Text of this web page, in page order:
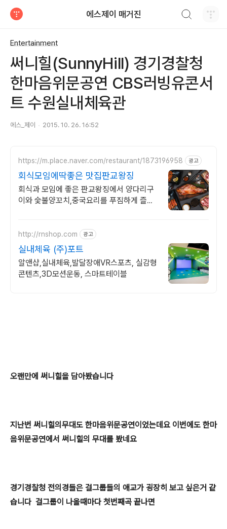
에스제이 매거진
Entertainment
써니힐(SunnyHill) 경기경찰청
한마음위문공연 CBS러빙유콘서
트 수원실내체육관
에스_제이 2015. 10. 26. 16:52
https://m.place.naver.com/restaurant/1873196958 광고
회식모임에딱좋은 맛집판교왕징
회식과 모임에 좋은 판교왕징에서 양다리구
이와 숯불양꼬치,중국요리를 푸짐하게 즐겨
http://rnshop.com 광고
실내체육 (주)포트
알앤샵,실내체육,발달장애VR스포츠, 실감형
콘텐츠,3D모션운동, 스마트테이블
오랜만에 써니힐을 담아봤습니다
지난번 써니힐의무대도 한마음위문공연이었는데요 이번에도 한마
음위문공연에서 써니힐의 무대를 봤네요
경기경찰청 전의경들은 걸그룹들의 애교가 굉장히 보고 싶은거 같
습니다 걸그룹이 나올때마다 첫번째곡 끝나면